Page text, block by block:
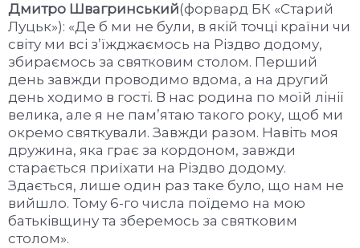
Дмитро Швагринський(форвард БК «Старий
Луцьк»): «Де б ми не були, в якій точці країни чи
світу ми всі з’їжджаємось на Різдво додому,
збираємось за святковим столом. Перший
день завжди проводимо вдома, а на другий
день ходимо в гості. В нас родина по моїй лінії
велика, але я не пам’ятаю такого року, щоб ми
окремо святкували. Завжди разом. Навіть моя
дружина, яка грає за кордоном, завжди
старається приїхати на Різдво додому.
Здається, лише один раз таке було, що нам не
вийшло. Тому 6-го числа поїдемо на мою
батьківщину та зберемось за святковим
столом».